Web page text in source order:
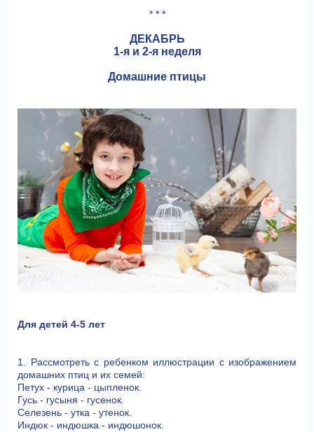
* * *
ДЕКАБРЬ
1-я и 2-я неделя
Домашние птицы
Для детей 4-5 лет
1. Рассмотреть с ребенком иллюстрации с изображением
домашних птиц и их семей:
Петух - курица - цыпленок.
Гусь - гусыня - гусенок.
Селезень - утка - утенок.
Индюк - индюшка - индюшонок.